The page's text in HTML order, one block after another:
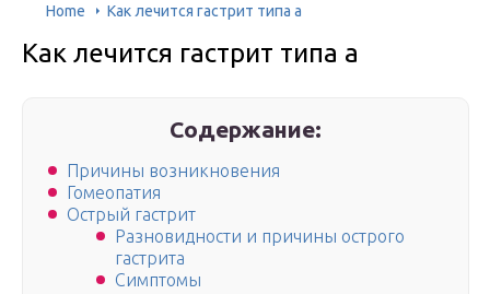
Home Как лечится гастрит типа а
Как лечится гастрит типа а
Содержание:
Причины возникновения
Гомеопатия
Острый гастрит
Разновидности и причины острого
гастрита
Симптомы